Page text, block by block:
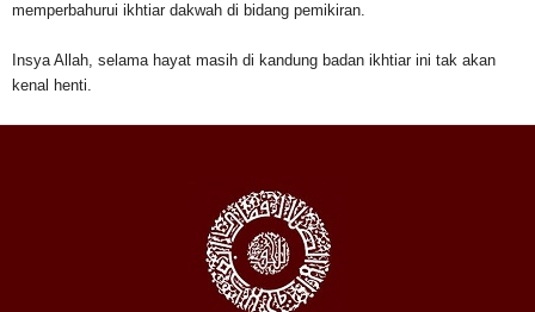
memperbahurui ikhtiar dakwah di bidang pemikiran.
Insya Allah, selama hayat masih di kandung badan ikhtiar ini tak akan
kenal henti.